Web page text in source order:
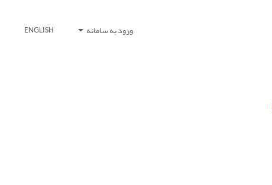
ورود به سامانه ENGLISH